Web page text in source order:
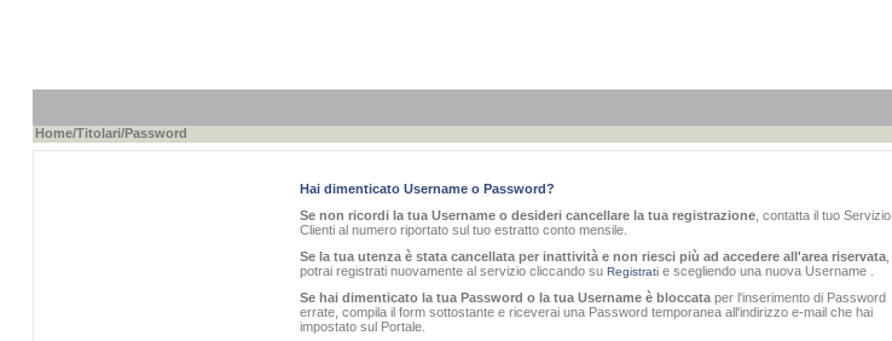
Home/Titolari/Password
Hai dimenticato Username o Password?
Se non ricordi la tua Username o desideri cancellare la tua registrazione, contatta il tuo Servizio
Clienti al numero riportato sul tuo estratto conto mensile.
Se la tua utenza è stata cancellata per inattività e non riesci più ad accedere all'area riservata,
potrai registrati nuovamente al servizio cliccando su Registratie scegliendo una nuova Username .
Se hai dimenticato la tua Password o la tua Username è bloccataper l'inserimento di Password
errate, compila il form sottostante e riceverai una Password temporanea all'indirizzo e-mail che hai
impostato sul Portale.